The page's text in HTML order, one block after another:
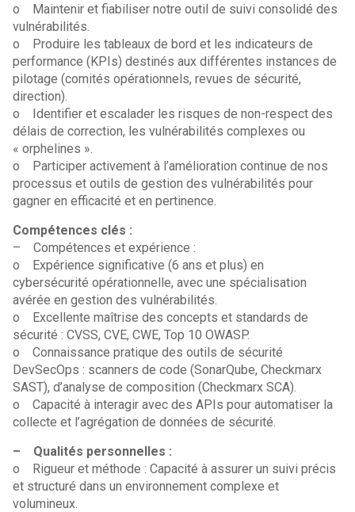
o Maintenir et fiabiliser notre outil de suivi consolidé des
vulnérabilités.
o Produire les tableaux de bord et les indicateurs de
performance (KPIs) destinés aux différentes instances de
pilotage (comités opérationnels, revues de sécurité,
direction).
o Identifier et escalader les risques de non-respect des
délais de correction, les vulnérabilités complexes ou
« orphelines ».
o Participer activement à l’amélioration continue de nos
processus et outils de gestion des vulnérabilités pour
gagner en efficacité et en pertinence.
Compétences clés :
– Compétences et expérience :
o Expérience significative (6 ans et plus) en
cybersécurité opérationnelle, avec une spécialisation
avérée en gestion des vulnérabilités.
o Excellente maîtrise des concepts et standards de
sécurité : CVSS, CVE, CWE, Top 10 OWASP.
o Connaissance pratique des outils de sécurité
DevSecOps : scanners de code (SonarQube, Checkmarx
SAST), d’analyse de composition (Checkmarx SCA).
o Capacité à interagir avec des APIs pour automatiser la
collecte et l’agrégation de données de sécurité.
– Qualités personnelles :
o Rigueur et méthode : Capacité à assurer un suivi précis
et structuré dans un environnement complexe et
volumineux.